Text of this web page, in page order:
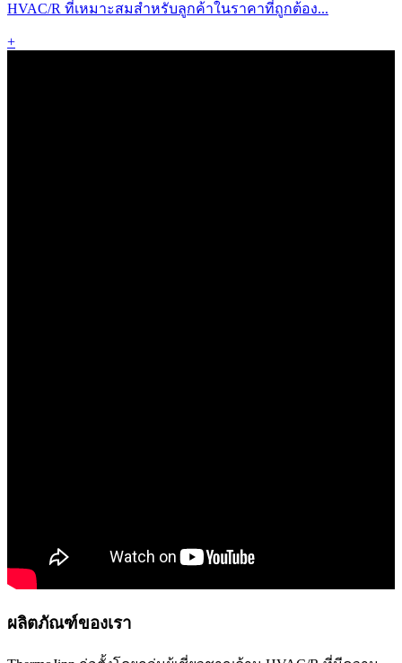
HVAC/R ที่เหมาะสมสำหรับลูกค้าในราคาที่ถูกต้อง...
+
ผลิตภัณฑ์ของเรา